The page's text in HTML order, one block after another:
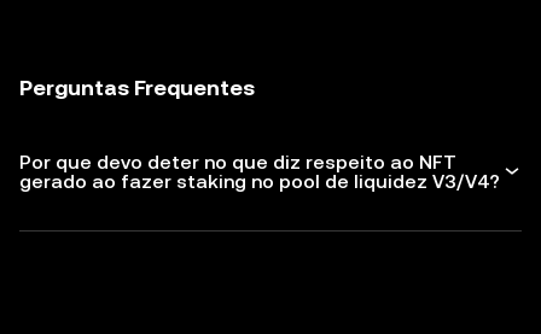
Perguntas Frequentes
Por que devo deter no que diz respeito ao NFT
gerado ao fazer staking no pool de liquidez V3/V4?